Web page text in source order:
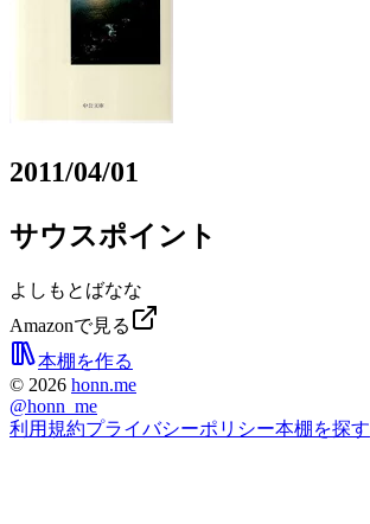
2011/04/01
サウスポイント
よしもとばなな
Amazonで見る
本棚を作る
© 2026 honn.me
@honn_me
利用規約プライバシーポリシー本棚を探す